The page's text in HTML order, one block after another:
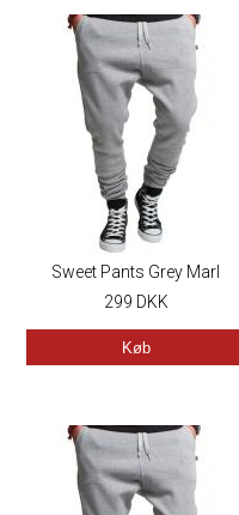
Sweet Pants Grey Marl
299 DKK
Køb